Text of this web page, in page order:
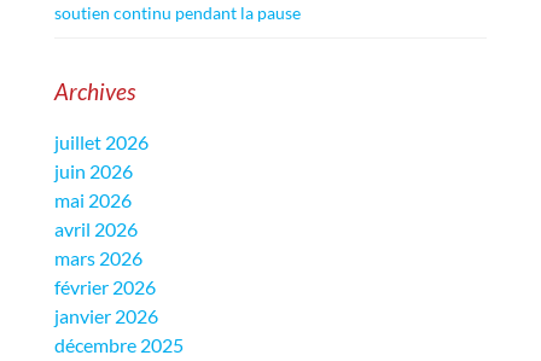
soutien continu pendant la pause
Archives
juillet 2026
juin 2026
mai 2026
avril 2026
mars 2026
février 2026
janvier 2026
décembre 2025